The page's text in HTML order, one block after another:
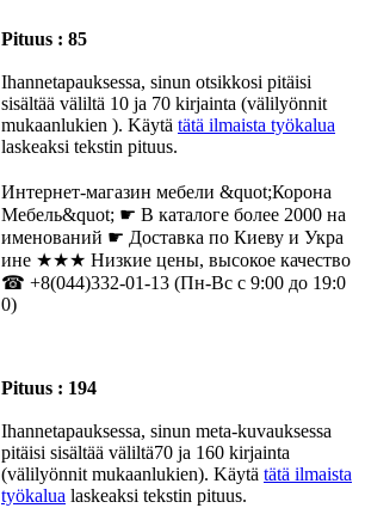
Pituus : 85
Ihannetapauksessa, sinun otsikkosi pitäisi
sisältää väliltä 10 ja 70 kirjainta (välilyönnit
mukaanlukien ). Käytä tätä ilmaista työkalua
laskeaksi tekstin pituus.
Интернет-магазин мебели &quot;Корона
Мебель&quot; ☛ В каталоге более 2000 на
именований ☛ Доставка по Киеву и Укра
ине ★★★ Низкие цены, высокое качество
☎ +8(044)332-01-13 (Пн-Вс с 9:00 до 19:0
0)
Pituus : 194
Ihannetapauksessa, sinun meta-kuvauksessa
pitäisi sisältää väliltä70 ja 160 kirjainta
(välilyönnit mukaanlukien). Käytä tätä ilmaista
työkalua laskeaksi tekstin pituus.